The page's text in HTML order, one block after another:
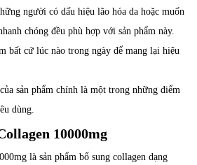
người có dấu hiệu lão hóa da hoặc muốn
chóng đều phù hợp với sản phẩm này.
bất cứ lúc nào trong ngày để mang lại hiệu
sản phẩm chính là một trong những điểm
dùng.
10000mg
là sản phẩm bổ sung collagen dạng